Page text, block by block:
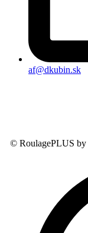
af@dkubin.sk
© RoulagePLUS by